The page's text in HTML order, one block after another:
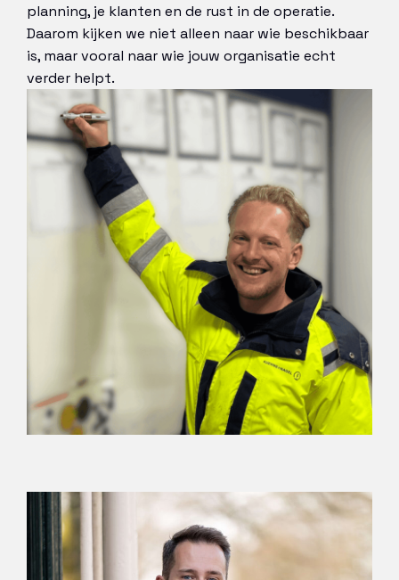
planning, je klanten en de rust in de operatie.
Daarom kijken we niet alleen naar wie beschikbaar
is, maar vooral naar wie jouw organisatie echt
verder helpt.